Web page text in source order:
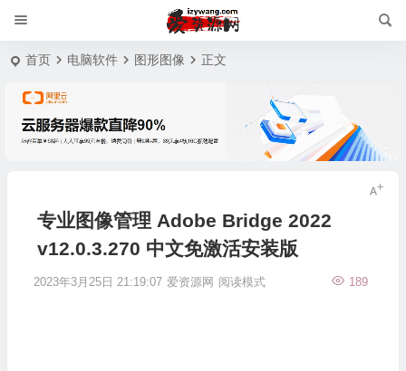
首页 电脑软件 图形图像 正文
专业图像管理 Adobe Bridge 2022
v12.0.3.270 中文免激活安装版
2023年3月25日 21:19:07 爱资源网 189
阅读模式